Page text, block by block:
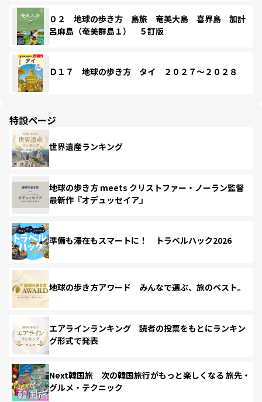
０２ 地球の歩き方 島旅 奄美大島 喜界島 加計
呂麻島（奄美群島１） ５訂版
Ｄ１７ 地球の歩き方 タイ ２０２７～２０２８
特設ページ
世界遺産ランキング
地球の歩き方 meets クリストファー・ノーラン監督
最新作『オデュッセイア』
準備も滞在もスマートに！ トラベルハック2026
地球の歩き方アワード みんなで選ぶ、旅のベスト。
エアラインランキング 読者の投票をもとにランキン
グ形式で発表
Next韓国旅 次の韓国旅行がもっと楽しくなる 旅先・
グルメ・テクニック